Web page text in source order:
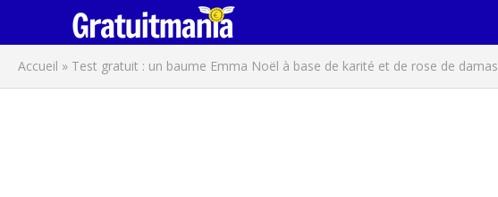
Accueil » Test gratuit : un baume Emma Noël à base de karité et de rose de damas